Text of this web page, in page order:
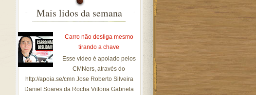
Mais lidos da semana
Carro não desliga mesmo
tirando a chave
Esse vídeo é apoiado pelos
CMNers, através do
http://apoia.se/cmn Jose Roberto Silveira
Daniel Soares da Rocha Vittoria Gabriela